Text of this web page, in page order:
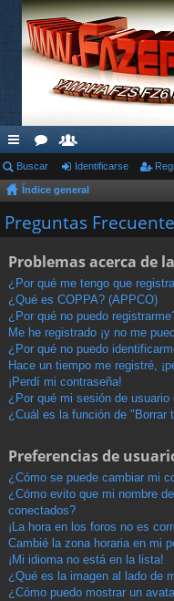
nl
ac
es
do
s
or
os
su
ari
os
Buscar Identificarse
Índice general
Preguntas
Problemas acerca de
¿Por qué me tengo que
¿Qué es COPPA? (APPCO)
¿Por qué no puedo
Me he registrado ¡y no me
¿Por qué no puedo
Hace un tiempo me registré,
¡Perdí mi contraseña!
¿Por qué mi sesión de
¿Cuál es la función de
Preferencias de
¿Cómo se puede cambiar mi
¿Cómo evito que mi nombre
conectados?
¡La hora en los foros no es
Cambié la zona horaria en mi
¡Mi idioma no está en la lista!
¿Qué es la imagen al lado de
¿Cómo puedo mostrar un